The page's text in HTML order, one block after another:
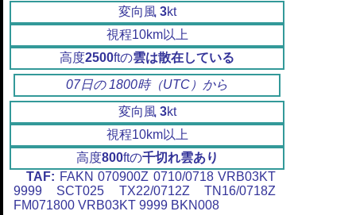
変向風 3kt
視程10km以上
高度2500ftの雲は散在している
07日の 1800時（UTC）から
変向風 3kt
視程10km以上
高度800ftの千切れ雲あり
TAF: FAKN 070900Z 0710/0718 VRB03KT
9999 SCT025 TX22/0712Z TN16/0718Z
FM071800 VRB03KT 9999 BKN008